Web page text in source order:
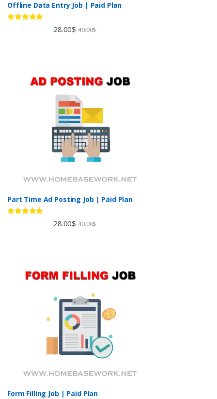
Offline Data Entry Job | Paid Plan
28.00$ 40.00$
Part Time Ad Posting Job | Paid Plan
28.00$ 40.00$
Form Filling Job | Paid Plan